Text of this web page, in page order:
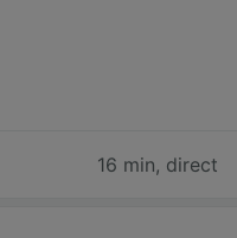
16 min, direct